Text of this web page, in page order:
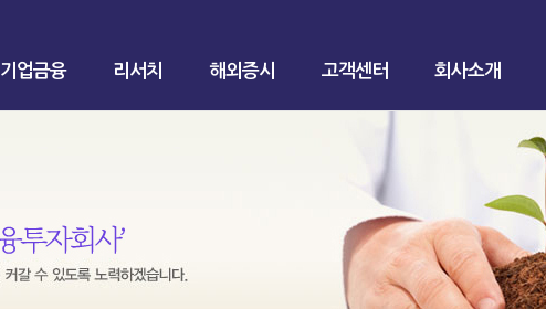
기업금융 리서치 해외증시 고객센터 회사소개